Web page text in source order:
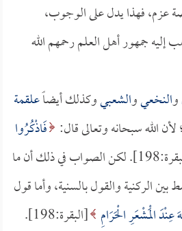
عزم، فهذا يدل على الوجوب،
جمهور أهل العلم رحمهم الله
والنخعيوالشعبيوكذلك أيضاًعلقمة
لأن الله سبحانه وتعالى قال: فَاذْكُرُوا
[البقرة:198]. لكن الصواب في ذلك أن ما
الركنية والقول بالسنية، وأما قول
عِنْدَ الْمَشْعَرِ الْحَرَامِ
[البقرة:198].